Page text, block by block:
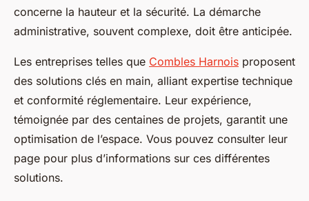
concerne la hauteur et la sécurité. La démarche
administrative, souvent complexe, doit être anticipée.
Les entreprises telles que Combles Harnois proposent
des solutions clés en main, alliant expertise technique
et conformité réglementaire. Leur expérience,
témoignée par des centaines de projets, garantit une
optimisation de l’espace. Vous pouvez consulter leur
page pour plus d’informations sur ces différentes
solutions.